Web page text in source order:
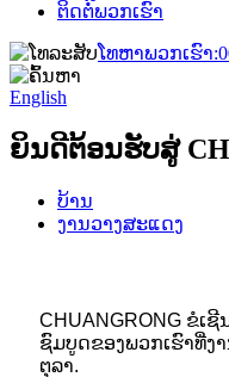
ຕິດຕໍ່ພວກເຮົາ
ໂທຫາພວກເຮົາ:
English
ຍິນດີຕ້ອນຮັບສູ່
ບ້ານ
ງານວາງສະແດງ
CHUANGRONG ຂໍເ
ຊົມບູດຂອງພວກເຮົາທີ່ງາ
ຕຸລາ.